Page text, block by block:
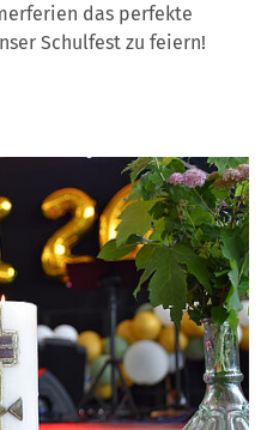
das perfekte
Schulfest zu feiern!